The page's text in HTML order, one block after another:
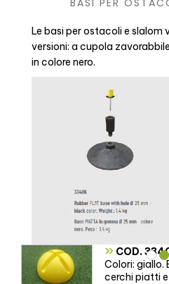
Le basi per ostacoli e slalom
versioni: a cupola
in colore nero.
» COD.
Colori: giallo.
cerchi piatti